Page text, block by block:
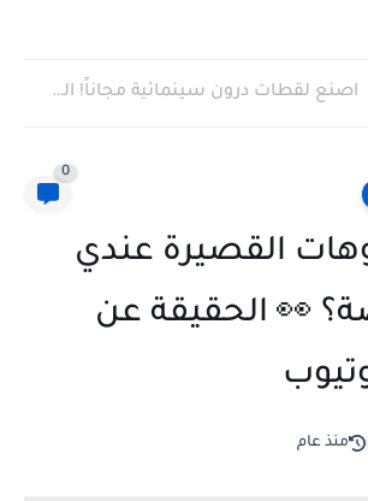
اصنع لقطات درون سينمائية مجاناً! الشرح الشامل لـ...
0
القصيرة عندي
👀 الحقيقة عن
منذ عام